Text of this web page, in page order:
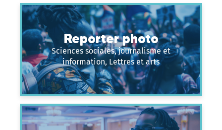
Reporter photo
Sciences sociales, journalisme et
information, Lettres et arts